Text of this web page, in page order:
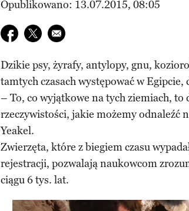
Opublikowano: 13.07.2015, 08:05
Udostępnij na facebook
Udostępnij na twitter
E-mail do przyjaciela
Dzikie psy, żyrafy, antylopy, gnu,
tamtych czasach występować w
– To, co wyjątkowe na tych ziemiach, to
rzeczywistości, jakie możemy odnaleźć
Yeakel.
Zwierzęta, które z biegiem czasu
rejestracji, pozwalają naukowcom
ciągu 6 tys. lat.